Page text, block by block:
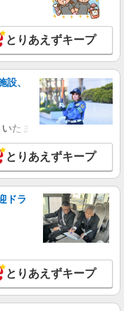
＜日払い有/週払い有/交
詳細を見る
経験・ブランクOKの
＜日払い有/週払い有/交
む)＞
詳細を見る
験から安定した業界へ
とりあえずキープ
、
たま市岩槻区・久喜市・
とりあえずキープ
ドラ
とりあえずキープ